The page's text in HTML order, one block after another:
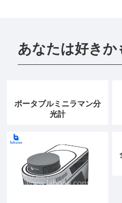
あなたは好き
ポータブルミニラマン分
光計